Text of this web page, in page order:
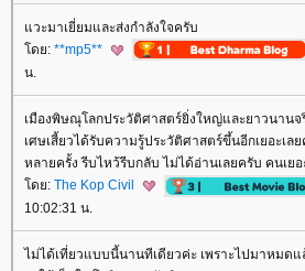
วะมาเยี่ยมและส่งกำลังใจครับ
ดย: **mp5**
น.
เมืองพิษณุโลกประวัติศาสตร์ยิ่งใหญ่และยาวนาน
เศษเสี้ยวได้รับความรู้ประวัติศาสตร์ขึ้นอีกเยอะเล
หลายครั้ง รีบไหว้รีบกลับ ไม่ได้อ่านเลยครับ คนเ
ดย: The Kop Civil
10:02:31 น.
ไม่ได้เที่ยวแบบนี้นานทีเดียวค่ะ เพราะไปมาหมดแ